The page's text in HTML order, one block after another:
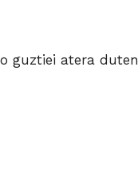
guztiei atera duten